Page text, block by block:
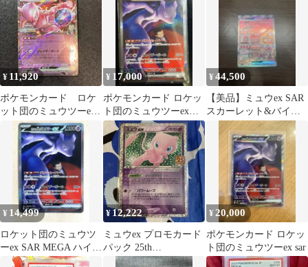
¥ 11,920
ポケモンカード ロケ
ット団のミュウツーex
プロモ
¥ 17,000
ポケモンカード ロケッ
ト団のミュウツーex
SAR
¥44,500
【美品】ミュウex SAR
スカーレット&バイオ
レット 強化拡張パック
151
¥ 14,499
ロケット団のミュウツ
ーex SAR MEGA ハイク
ラスパック MEGAドリ
¥12,222
ミュウex プロモカード
パック 25th
ANNIVERSARY
¥ 20,000
ポケモンカード ロケッ
ト団のミュウツーex sar